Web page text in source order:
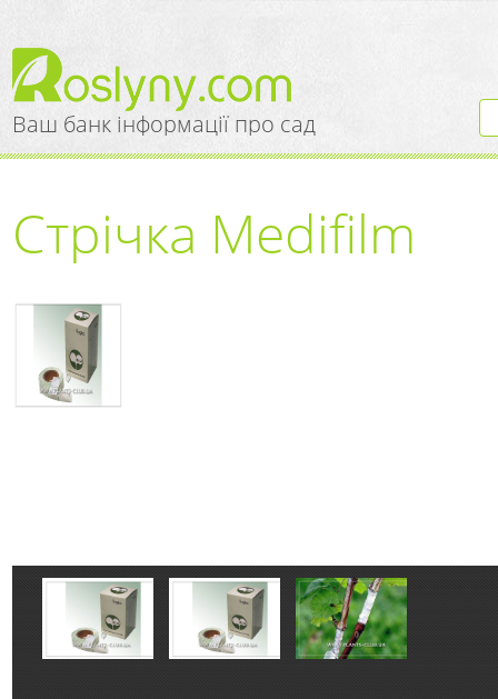
Ваш банк інформації про сад
Стрічка Medifilm